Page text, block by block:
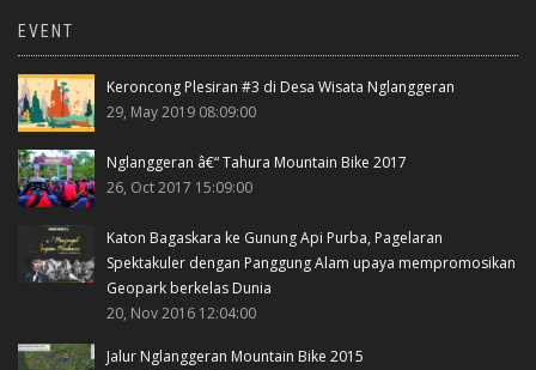
EVENT
Keroncong Plesiran #3 di Desa Wisata Nglanggeran
29, May 2019 08:09:00
Nglanggeran â€“ Tahura Mountain Bike 2017
26, Oct 2017 15:09:00
Katon Bagaskara ke Gunung Api Purba, Pagelaran
Spektakuler dengan Panggung Alam upaya mempromosikan
Geopark berkelas Dunia
20, Nov 2016 12:04:00
Jalur Nglanggeran Mountain Bike 2015